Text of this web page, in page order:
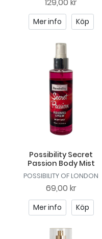
129,00 kr
Mer info Köp
Possibility Secret
Passion Body Mist
POSSIBILITY OF LONDON
69,00 kr
Mer info Köp